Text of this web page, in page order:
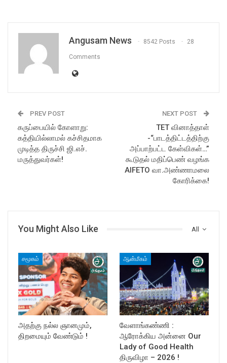
Angusam News 8542 Posts 28
Comments
PREV POST
கருப்பையில் கோளாறு:
கத்தியில்லாமல் கச்சிதமாக
முடித்த திருச்சி ஜி.எச்.
மருத்துவர்கள்!
NEXT POST
TET வினாத்தாள்
-“பாடத்திட்டத்திற்கு
அப்பாற்பட்ட கேள்விகள்…”
கூடுதல் மதிப்பெண் வழங்க
AIFETO வா.அண்ணாமலை
கோரிக்கை!
All
You Might Also Like
சமூகம்
அதற்கு நல்ல ஞானமும்,
திறமையும் வேண்டும் !
ஆன்மீகம்
வேளாங்கண்ணி :
ஆரோக்கிய அன்னை Our
Lady of Good Health
திருவிழா – 2026 !